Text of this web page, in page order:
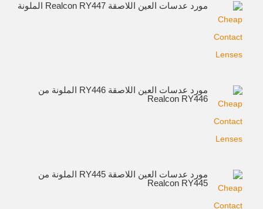
مورد عدسات العين اللاصقة Realcon RY447 الملونة
مورد عدسات العين اللاصقة RY446 الملونة من
Realcon RY446
مورد عدسات العين اللاصقة RY445 الملونة من
Realcon RY445